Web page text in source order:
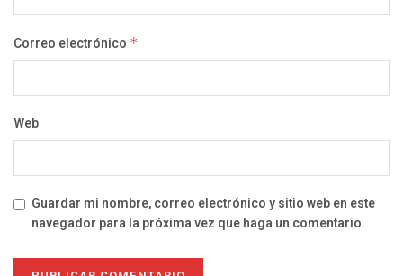
Correo electrónico *
Web
Guardar mi nombre, correo electrónico y sitio web en este
navegador para la próxima vez que haga un comentario.